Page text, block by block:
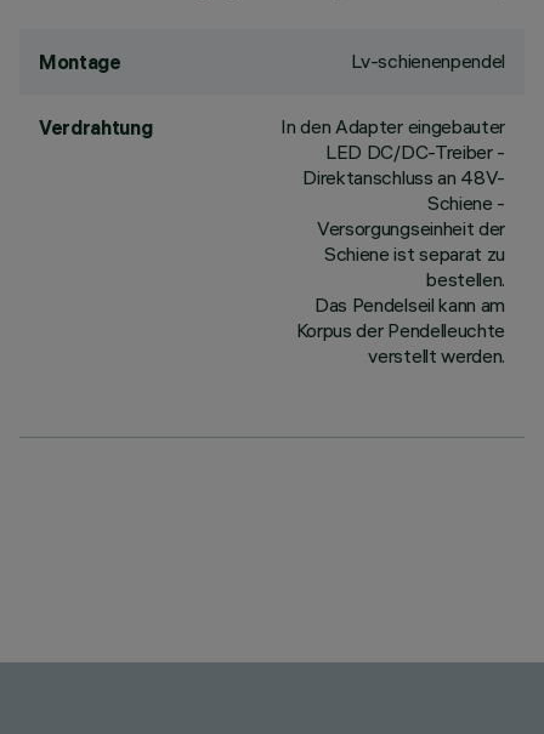
Montage Lv-schienenpendel
Verdrahtung
In den Adapter eingebauter
LED DC/DC-Treiber -
Direktanschluss an 48V-
Schiene -
Versorgungseinheit der
Schiene ist separat zu
bestellen.
Das Pendelseil kann am
Korpus der Pendelleuchte
verstellt werden.